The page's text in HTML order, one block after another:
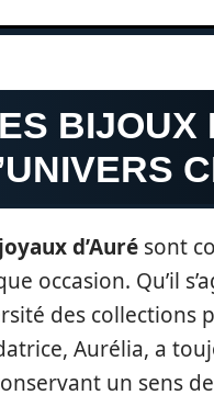
BIJOUX
joyaux d’Auré sont
occasion. Qu’il
des collections
Aurélia, a
un sens